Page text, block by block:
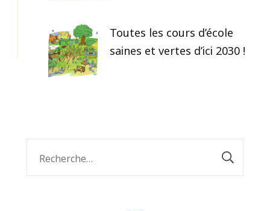
Toutes les cours d’école
saines et vertes d’ici 2030 !